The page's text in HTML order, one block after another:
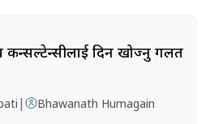
कन्सल्टेन्सीलाई दिन खोज्नु गलत
| Bhawanath Humagain